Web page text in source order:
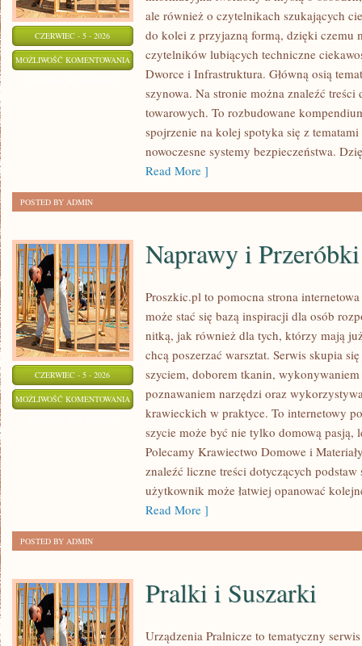
CZERWIEC - 5 - 2026
MOŻLIWOŚĆ KOMENTOWANIA AKTUALNOŚCI
WYDARZENIA
ale również o czytelnikach szukających
do kolei z przyjazną formą, dzięki czemu
czytelników lubiących techniczne
Dworce i Infrastruktura. Główną osią
szynowa. Na stronie można znaleźć treści
towarowych. To rozbudowane
spojrzenie na kolej spotyka się z
nowoczesne systemy bezpieczeństwa.
Read More ]
POSTED BY ADMIN
CZERWIEC - 5 - 2026
MOŻLIWOŚĆ KOMENTOWANIA NAPRAWY
PRZERÓBKI
Naprawy i Przeróbki
Proszkic.pl to pomocna strona
może stać się bazą inspiracji dla osób
nitką, jak również dla tych, którzy mają
chcą poszerzać warsztat. Serwis skupia
szyciem, doborem tkanin,
poznawaniem narzędzi oraz
krawieckich w praktyce. To internetowy
szycie może być nie tylko domową pasją,
Polecamy Krawiectwo Domowe i
znaleźć liczne treści dotyczących
użytkownik może łatwiej opanować
Read More ]
POSTED BY ADMIN
Pralki i Suszarki
Urządzenia Pralnicze to tematyczny